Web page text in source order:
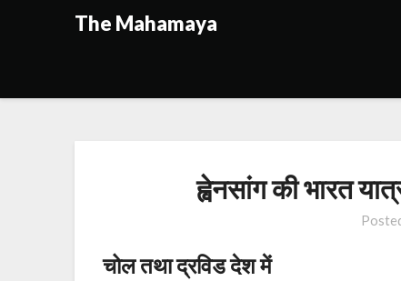
The Mahamaya
ह्वेनसांग की भारत
चोल तथा द्रविड देश में